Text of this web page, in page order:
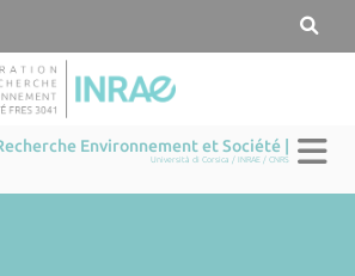
Environnement et Société |
Università di Corsica / INRAE / CNRS